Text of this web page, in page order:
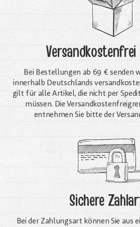
Versandkostenfrei
Bei Bestellungen ab 69 € senden
innerhalb Deutschlands
gilt für alle Artikel, die nicht per
müssen. Die
entnehmen Sie bitte der
Sichere
Bei der Zahlungsart können Sie aus